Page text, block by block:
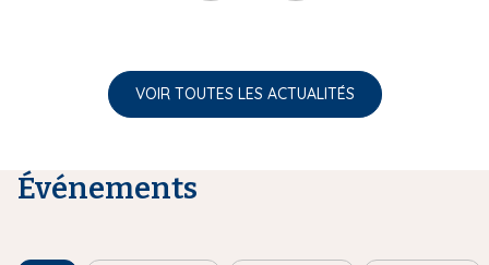
VOIR TOUTES LES ACTUALITÉS
Événements